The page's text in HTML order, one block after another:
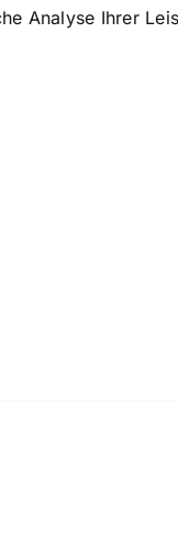
Analyse Ihrer